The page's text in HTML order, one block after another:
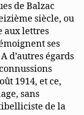
de Balzac
siècle, ou
aux lettres
ses
d’autres égards
1914, et ce,
sans
de la